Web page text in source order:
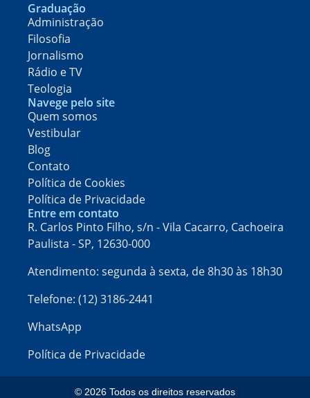
Graduação
Administração
Filosofia
Jornalismo
Rádio e TV
Teologia
Navege pelo site
Quem somos
Vestibular
Blog
Contato
Política de Cookies
Política de Privacidade
Entre em contato
R. Carlos Pinto Filho, s/n - Vila Cacarro, Cachoeira
Paulista - SP, 12630-000​
Atendimento: segunda à sexta, de 8h30 às 18h30
Telefone: (12) 3186-2441
WhatsApp
Política de Privacidade
© 2026 Todos os direitos reservados